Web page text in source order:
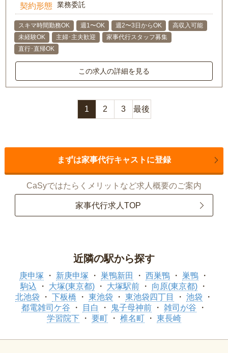
契約形態 業務委託
スキマ時間勤務OK 週1〜OK 週2〜3日からOK
高収入可能
未経験OK
主婦･主夫歓迎
家事代行スタッフ募集
直行･直帰OK
この求人の詳細を見る
1 2 3 最後
まずは家事代行キャストに登録
CaSyではたらくメリットなど求人概要のご案内
家事代行求人TOP
近隣の駅から探す
庚申塚 新庚申塚 巣鴨新田 西巣鴨
巣鴨
駒込
大塚(東京都) 大塚駅前
向原(東京都)
北池袋
下板橋 東池袋 東池袋四丁目
池袋
都電雑司ケ谷
目白 鬼子母神前
雑司が谷
学習院下
要町 椎名町 東長崎